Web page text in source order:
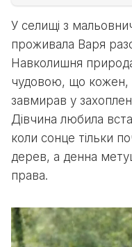
У селищі з
проживала Варя
Навколишня
чудовою, що кожен,
завмирав у
Дівчина любила
коли сонце тільки
дерев, а денна
права.